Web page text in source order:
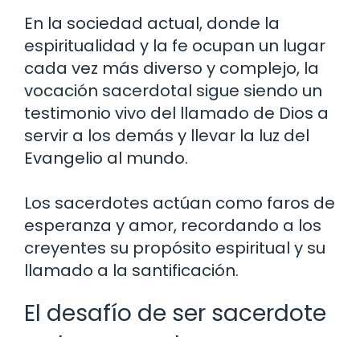
En la sociedad actual, donde la
espiritualidad y la fe ocupan un lugar
cada vez más diverso y complejo, la
vocación sacerdotal sigue siendo un
testimonio vivo del llamado de Dios a
servir a los demás y llevar la luz del
Evangelio al mundo.
Los sacerdotes actúan como faros de
esperanza y amor, recordando a los
creyentes su propósito espiritual y su
llamado a la santificación.
El desafío de ser sacerdote